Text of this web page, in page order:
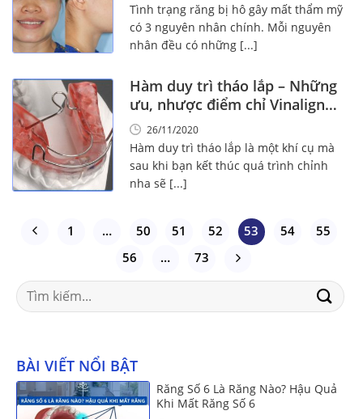
Tình trạng răng bị hô gây mất thẩm mỹ
có 3 nguyên nhân chính. Mỗi nguyên
nhân đều có những [...]
Hàm duy trì tháo lắp – Những
ưu, nhược điểm chỉ Vinalign
nói cho bạn biết
26/11/2020
Hàm duy trì tháo lắp là một khí cụ mà
sau khi bạn kết thúc quá trình chỉnh
nha sẽ [...]
1 … 50 51 52 53 54
55
56
… 73
Search
for:
BÀI VIẾT NỔI BẬT
Răng Số 6 Là Răng Nào? Hậu Quả
Khi Mất Răng Số 6